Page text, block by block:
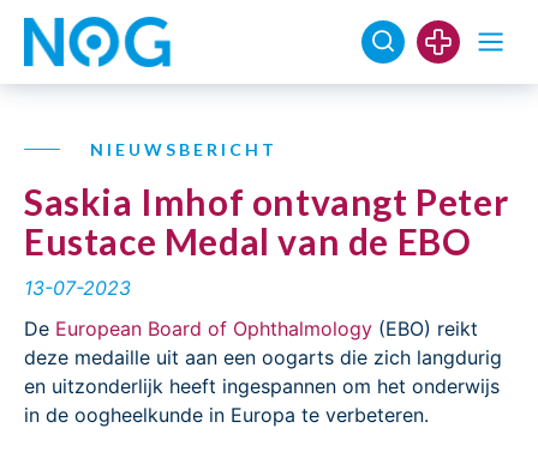
NIEUWSBERICHT
Saskia Imhof ontvangt Peter
Eustace Medal van de EBO
13-07-2023
De European Board of Ophthalmology (EBO) reikt
deze medaille uit aan een oogarts die zich langdurig
en uitzonderlijk heeft ingespannen om het onderwijs
in de oogheelkunde in Europa te verbeteren.